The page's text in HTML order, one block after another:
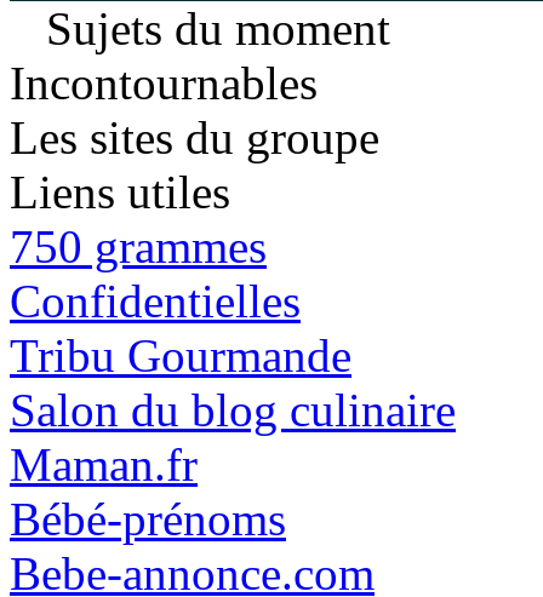
Sujets du moment
Incontournables
Les sites du groupe
Liens utiles
750 grammes
Confidentielles
Tribu Gourmande
Salon du blog culinaire
Maman.fr
Bébé-prénoms
Bebe-annonce.com